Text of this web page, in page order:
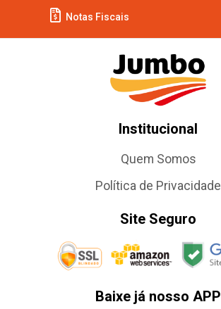
Notas Fiscais
Institucional
Quem Somos
Política de Privacidade
Site Seguro
Baixe já nosso APP